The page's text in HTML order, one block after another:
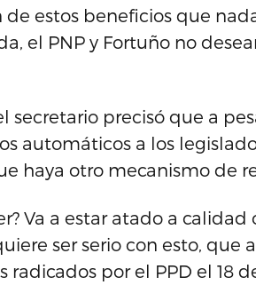
estos beneficios que
el PNP y Fortuño no
secretario precisó que a
automáticos a los
haya otro mecanismo de
Va a estar atado a
ser serio con esto, que
radicados por el PPD el 18